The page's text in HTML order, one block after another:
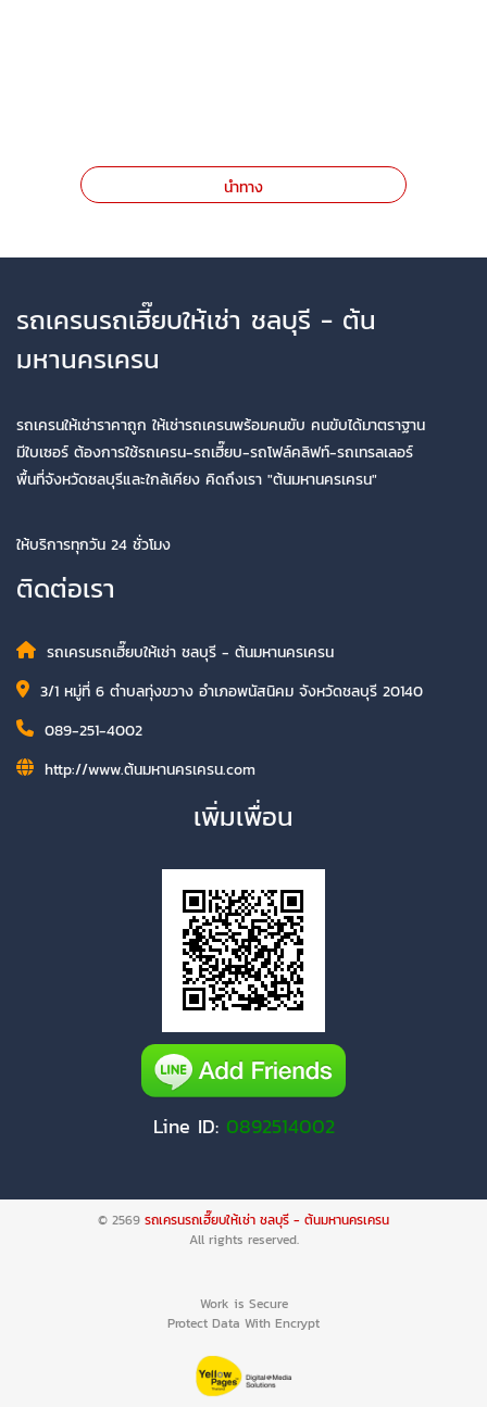
นำทาง
รถเครนรถเฮี๊ยบให้เช่า ชลบุรี - ต้น
มหานครเครน
รถเครนให้เช่าราคาถูก ให้เช่ารถเครนพร้อมคนขับ คนขับได้มาตราฐาน
มีใบเซอร์ ต้องการใช้รถเครน-รถเฮี๊ยบ-รถโฟล์คลิฟท์-รถเทรลเลอร์
พื้นที่จังหวัดชลบุรีและใกล้เคียง คิดถึงเรา "ต้นมหานครเครน"
ให้บริการทุกวัน 24 ชั่วโมง
ติดต่อเรา
รถเครนรถเฮี๊ยบให้เช่า ชลบุรี - ต้นมหานครเครน
3/1 หมู่ที่ 6 ตำบลทุ่งขวาง อำเภอพนัสนิคม จังหวัดชลบุรี 20140
089-251-4002
http://www.ต้นมหานครเครน.com
เพิ่มเพื่อน
Line ID: 0892514002
© 2569 รถเครนรถเฮี๊ยบให้เช่า ชลบุรี - ต้นมหานครเครน
All rights reserved.
Work is Secure
Protect Data With Encrypt